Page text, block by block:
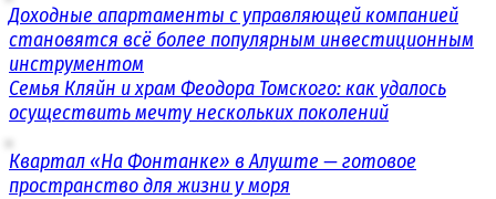
Доходные апартаменты с управляющей компанией
становятся всё более популярным инвестиционным
инструментом
Семья Кляйн и храм Феодора Томского: как удалось
осуществить мечту нескольких поколений
Квартал «На Фонтанке» в Алуште — готовое
пространство для жизни у моря